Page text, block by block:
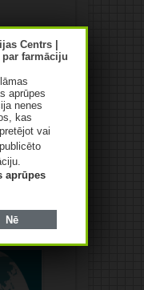
aprūpes
nenes
kas
vai
aprūpes
Nē